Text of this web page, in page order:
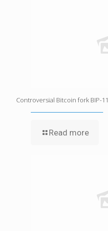
Controversial Bitcoin fork BIP-
Read more